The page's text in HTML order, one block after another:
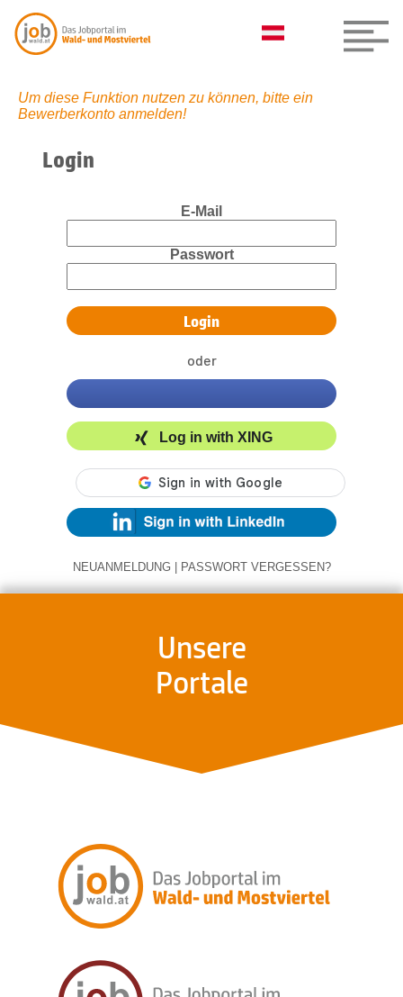
Um diese Funktion nutzen zu können, bitte ein
Bewerberkonto anmelden!
Login
E-Mail
Passwort
oder
Log in with XING
NEUANMELDUNG | PASSWORT VERGESSEN?
Unsere
Portale